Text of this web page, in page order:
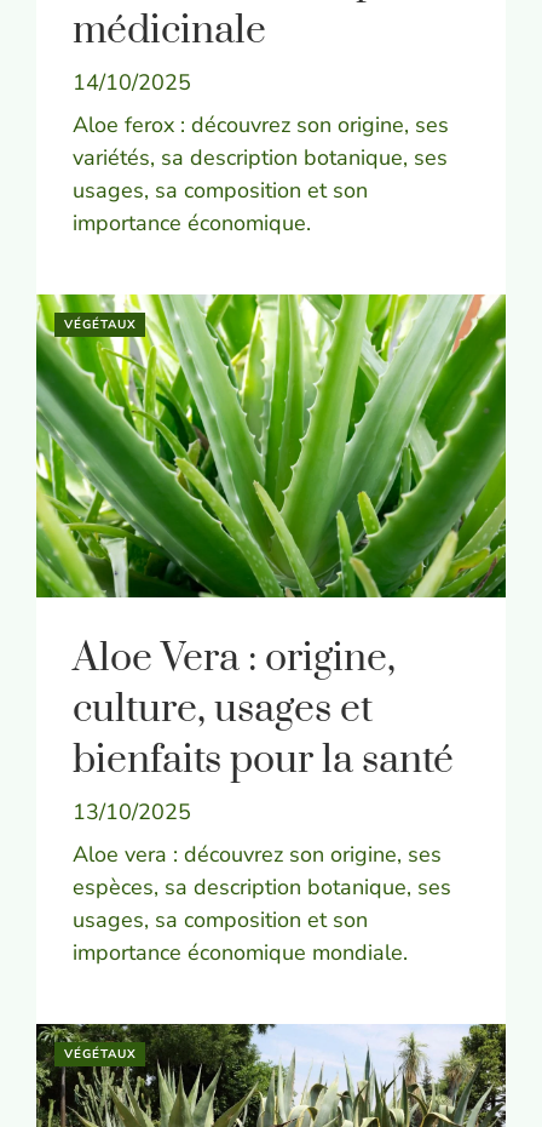
médicinale
14/10/2025
Aloe ferox : découvrez son origine, ses
variétés, sa description botanique, ses
usages, sa composition et son
importance économique.
VÉGÉTAUX
Aloe Vera : origine,
culture, usages et
bienfaits pour la santé
13/10/2025
Aloe vera : découvrez son origine, ses
espèces, sa description botanique, ses
usages, sa composition et son
importance économique mondiale.
VÉGÉTAUX